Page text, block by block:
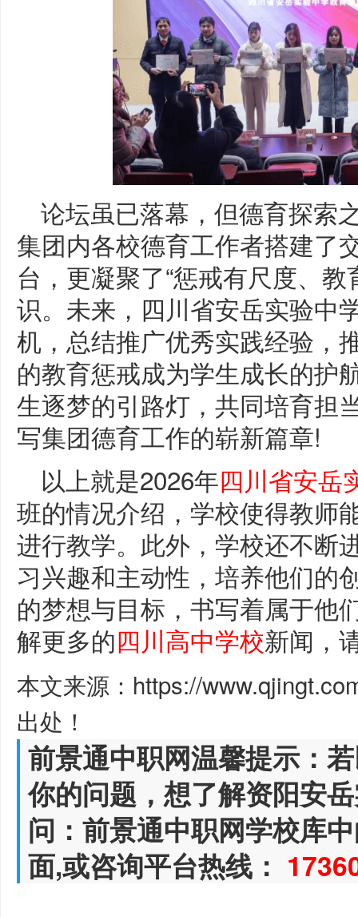
论坛虽已落幕，但德育探索
集团内各校德育工作者搭建了
台，更凝聚了“惩戒有尺度、
识。未来，四川省安岳实验中
机，总结推广优秀实践经验，
的教育惩戒成为学生成长的护
生逐梦的引路灯，共同培育担
写集团德育工作的崭新篇章!
以上就是2026年四川省安岳
班的情况介绍，学校使得教师
进行教学。此外，学校还不断
习兴趣和主动性，培养他们的
的梦想与目标，书写着属于他
解更多的四川高中学校新闻，
本文来源：https://
出处！
前景通中职网温馨提示：
你的问题，想了解资阳安
问：前景通中职网学校库
面,或咨询平台热线：